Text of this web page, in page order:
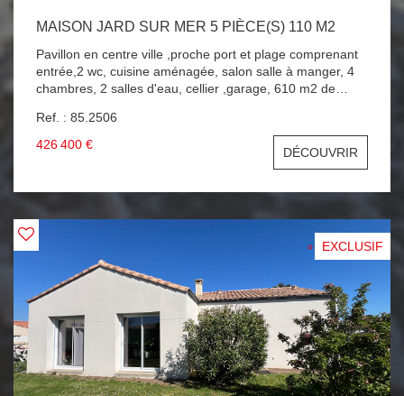
MAISON JARD SUR MER 5 PIÈCE(S) 110 M2
Pavillon en centre ville ,proche port et plage comprenant
entrée,2 wc, cuisine aménagée, salon salle à manger, 4
chambres, 2 salles d'eau, cellier ,garage, 610 m2 de
SAISIR !!!
Ref. : 85.2506
426 400 €
DÉCOUVRIR
EXCLUSIF